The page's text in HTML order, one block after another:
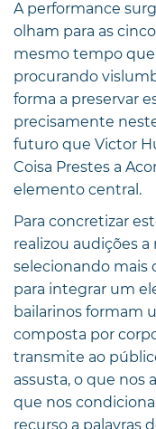
A performance
olham para as
mesmo tempo
procurando
forma a preservar
precisamente
futuro que Victor
Coisa Prestes a
elemento central.
Para concretizar
realizou audições
selecionando mais
para integrar um
bailarinos formam
composta por
transmite ao
assusta, o que nos
que nos
recurso a palavras